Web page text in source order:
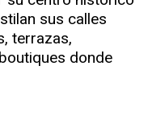
sus calles
terrazas,
donde